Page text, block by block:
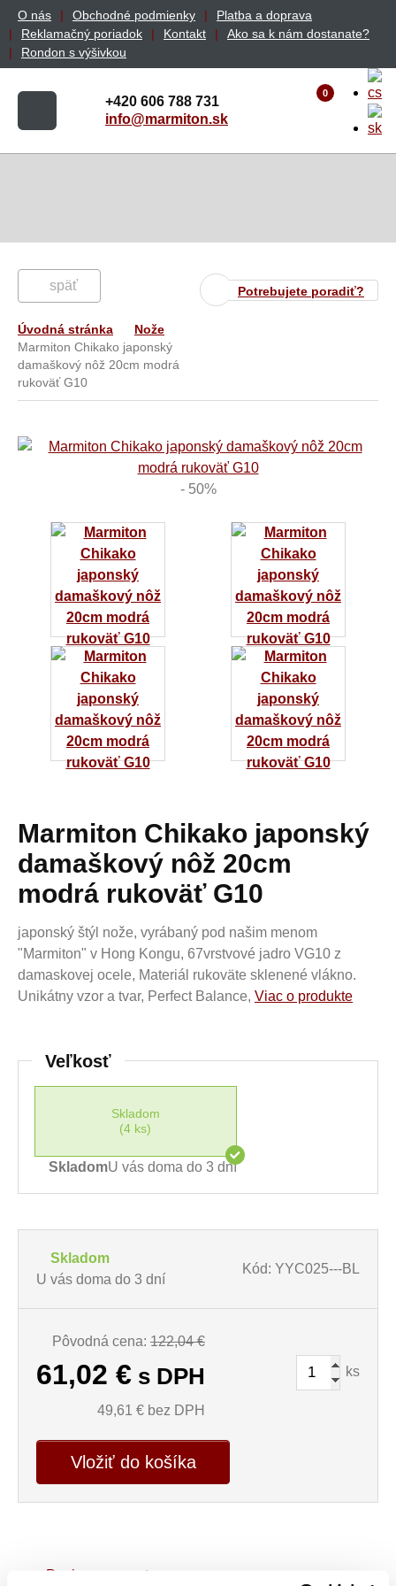
O nás Obchodné podmienky
Platba a doprava
Reklamačný poriadok
Kontakt
Ako sa k nám dostanate?
Rondon s výšivkou
+420 606 788 731
info@marmiton.sk
0
Potrebujete poradiť?
späť
Úvodná stránka
Nože
Marmiton Chikako japonský
damaškový nôž 20cm modrá
rukoväť G10
Marmiton Chikako japonský
damaškový nôž 20cm
modrá rukoväť G10
japonský štýl nože, vyrábaný pod našim menom
"Marmiton" v Hong Kongu, 67vrstvové jadro VG10 z
damaskovej ocele, Materiál rukoväte sklenené vlákno.
Unikátny vzor a tvar, Perfect Balance, Viac o produkte
Veľkosť
Skladom
(4 ks)
SkladomU vás doma do 3 dní
Skladom
U vás doma do 3 dní
Kód: YYC025---BL
Pôvodná cena: 122,04 €
61,02 € s DPH
49,61 € bez DPH
ks
Vložiť do košíka
- 50%
Popis a parametre